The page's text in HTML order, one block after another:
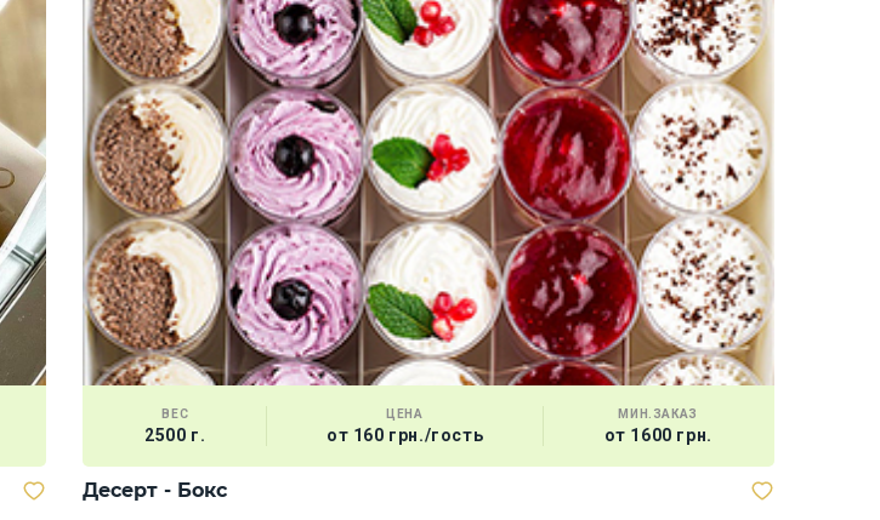
ВЕС
2500 г.
ЦЕНА
от 160 грн./гость
МИН.ЗАКАЗ
от 1600 грн.
Десерт - Бокс